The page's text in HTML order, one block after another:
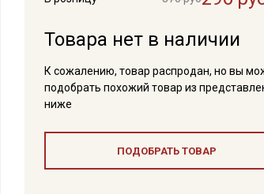
Товара нет в наличии
К сожалению, товар распродан, но вы
подобрать похожий товар из
ниже
ПОДОБРАТЬ ТОВАР